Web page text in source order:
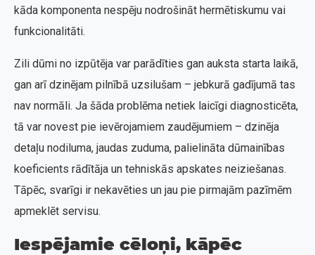
kāda komponenta nespēju nodrošināt hermētiskumu vai
funkcionalitāti.
Zili dūmi no izpūtēja var parādīties gan auksta starta laikā,
gan arī dzinējam pilnībā uzsilušam – jebkurā gadījumā tas
nav normāli. Ja šāda problēma netiek laicīgi diagnosticēta,
tā var novest pie ievērojamiem zaudējumiem – dzinēja
detaļu nodiluma, jaudas zuduma, palielināta dūmainības
koeficients rādītāja un tehniskās apskates neiziešanas.
Tāpēc, svarīgi ir nekavēties un jau pie pirmajām pazīmēm
apmeklēt servisu.
Iespējamie cēloņi, kāpēc